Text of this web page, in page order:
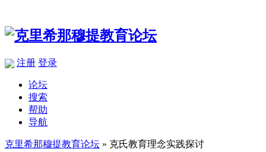
注册 登录
论坛
搜索
帮助
导航
克里希那穆提教育论坛 » 克氏教育理念实践探讨